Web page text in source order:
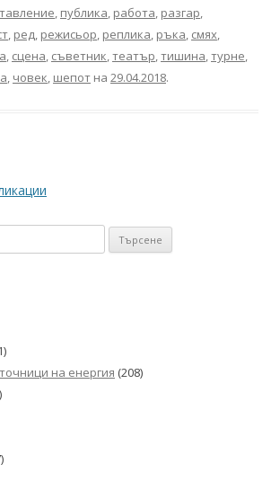
, публика, работа, разгар,
, ред, режисьор, реплика, ръка, смях,
, сцена, съветник,театър,тишина,турне,
, човек, шепот на 29.04.2018.
на енергия (208)